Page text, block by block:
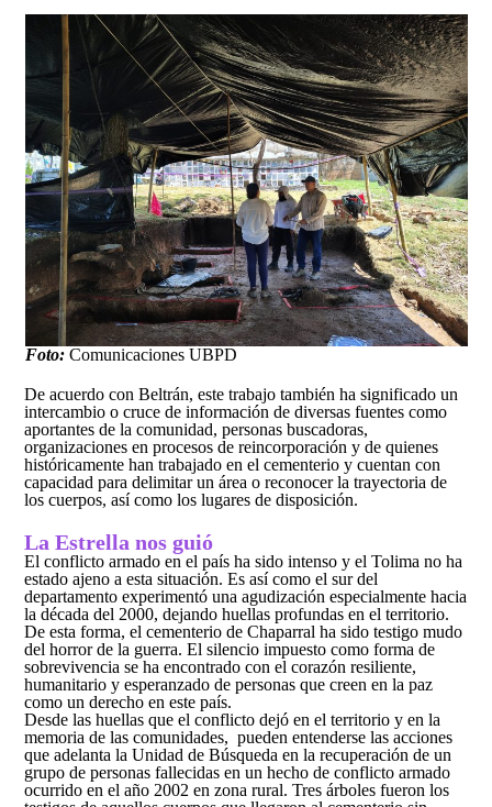
Foto: Comunicaciones UBPD
De acuerdo con Beltrán, este trabajo también ha significado un
intercambio o cruce de información de diversas fuentes como
aportantes de la comunidad, personas buscadoras,
organizaciones en procesos de reincorporación y de quienes
históricamente han trabajado en el cementerio y cuentan con
capacidad para delimitar un área o reconocer la trayectoria de
los cuerpos, así como los lugares de disposición.
La Estrella nos guió
El conflicto armado en el país ha sido intenso y el Tolima no ha
estado ajeno a esta situación. Es así como el sur del
departamento experimentó una agudización especialmente hacia
la década del 2000, dejando huellas profundas en el territorio.
De esta forma, el cementerio de Chaparral ha sido testigo mudo
del horror de la guerra. El silencio impuesto como forma de
sobrevivencia se ha encontrado con el corazón resiliente,
humanitario y esperanzado de personas que creen en la paz
como un derecho en este país.
Desde las huellas que el conflicto dejó en el territorio y en la
memoria de las comunidades, pueden entenderse las acciones
que adelanta la Unidad de Búsqueda en la recuperación de un
grupo de personas fallecidas en un hecho de conflicto armado
ocurrido en el año 2002 en zona rural. Tres árboles fueron los